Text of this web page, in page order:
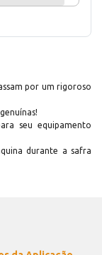
por um rigoroso
seu equipamento
durante a safra